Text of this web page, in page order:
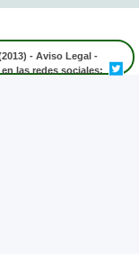
- Aviso Legal -
las redes sociales: